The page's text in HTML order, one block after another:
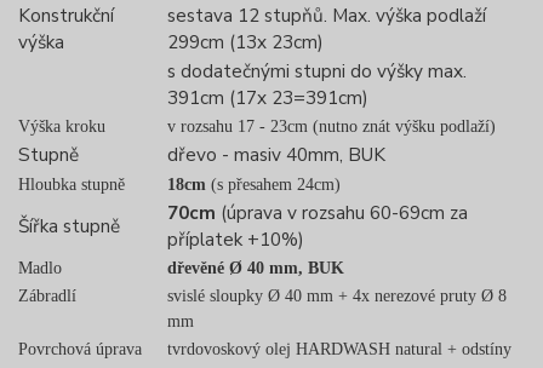
Konstrukční
výška
sestava 12 stupňů. Max. výška podlaží
299cm (13x 23cm)
s dodatečnými stupni do výšky max.
391cm (17x 23=391cm)
Výška kroku v rozsahu 17 - 23cm (nutno znát výšku podlaží)
Stupně dřevo - masiv 40mm, BUK
Hloubka stupně 18cm(s přesahem 24cm)
Šířka stupně
70cm (úprava v rozsahu 60-69cm za
příplatek +10%)
Madlo
dřevěné Ø 40 mm, BUK
Zábradlí
svislé sloupky Ø 40 mm + 4x nerezové pruty Ø 8
mm
Povrchová úprava
tvrdovoskový olej HARDWASH natural + odstíny